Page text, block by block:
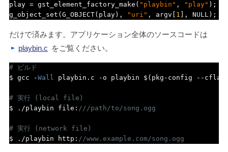
play = gst_element_factory_make ( "playbin" , "play" );
g_object_set ( G_OBJECT( play), "uri" , argv 1 ], NULL);
だけで済みます。アプリケーション全体のソースコードは
playbin.c をご覧ください。
# ビルド
$ gcc
-Wall playbin . c - o playbin $ ( pkg - config --
# 実行 (local file)
$
./playbin file : ///path/to/song.ogg
# 実行 (network file)
$
./playbin http : //www.example.com/song.ogg